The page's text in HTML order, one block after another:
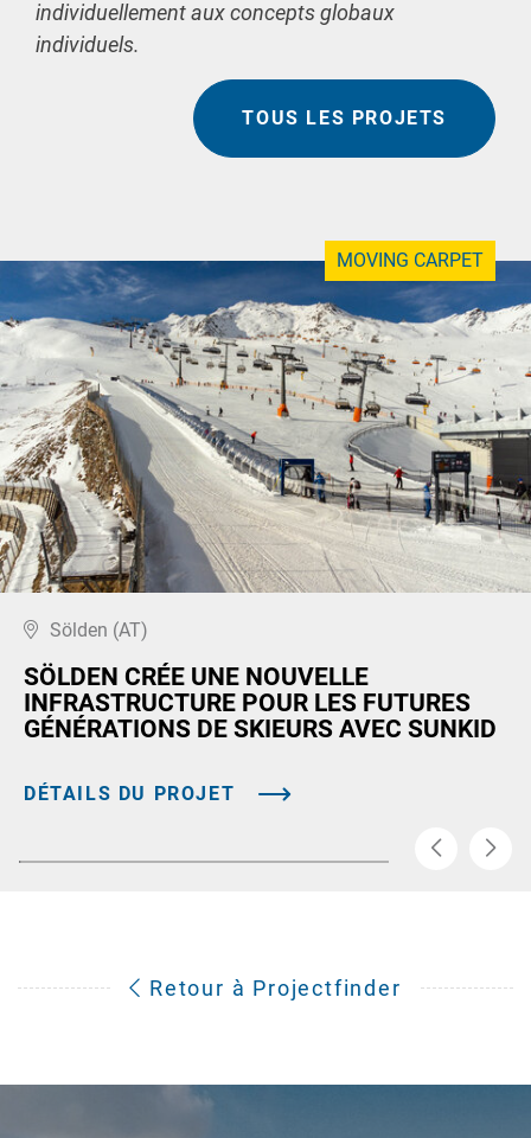
individuellement aux concepts globaux
individuels.
TOUS LES PROJETS
MOVING CARPET
Sölden (AT)
SÖLDEN CRÉE UNE NOUVELLE
INFRASTRUCTURE POUR LES FUTURES
GÉNÉRATIONS DE SKIEURS AVEC SUNKID
DÉTAILS DU PROJET
Retour à Projectfinder